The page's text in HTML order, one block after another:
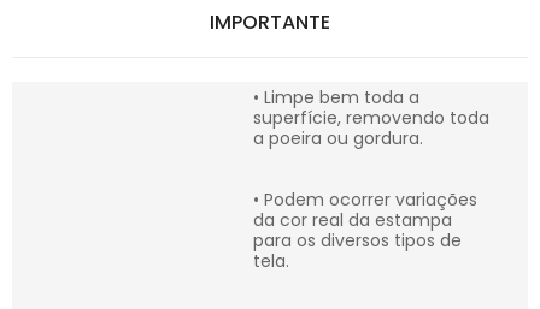
IMPORTANTE
• Limpe bem toda a
superfície, removendo toda
a poeira ou gordura.
• Podem ocorrer variações
da cor real da estampa
para os diversos tipos de
tela.